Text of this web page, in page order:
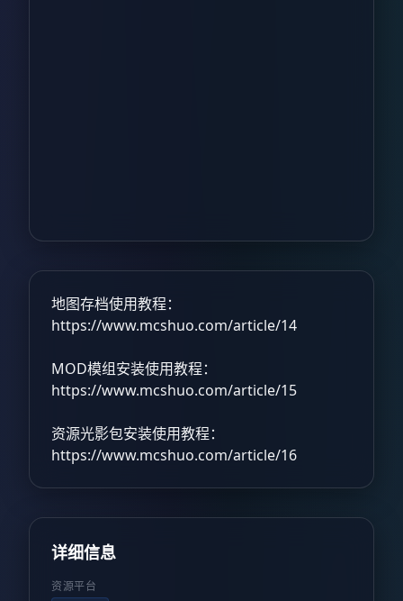
地图存档使用教程：
https://www.mcshuo.com/article/14
MOD模组安装使用教程：
https://www.mcshuo.com/article/15
资源光影包安装使用教程：
https://www.mcshuo.com/article/16
详细信息
资源平台